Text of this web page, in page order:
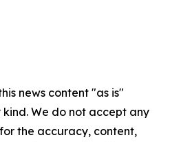
news content "as is"
We do not accept any
the accuracy, content,